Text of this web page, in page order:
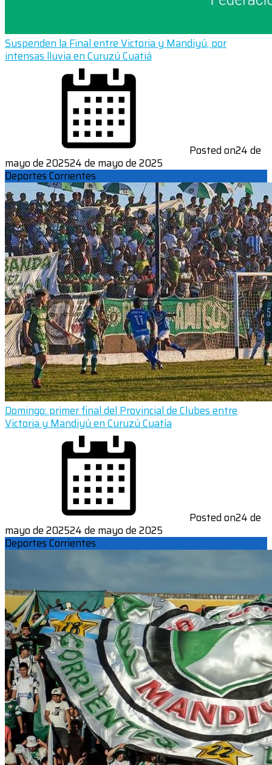
Suspenden la Final entre Victoria y Mandiyú, por
intensas lluvia en Curuzú Cuatiá
Posted on24 de
mayo de 202524 de mayo de 2025
Deportes Corrientes
Domingo: primer final del Provincial de Clubes entre
Victoria y Mandiyú en Curuzú Cuatía
Posted on24 de
mayo de 202524 de mayo de 2025
Deportes Corrientes